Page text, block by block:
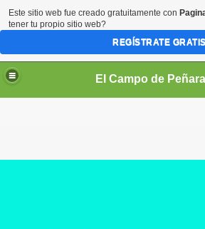
Este sitio web fue creado gratuitamente con
tener tu propio sitio web?
REGÍSTRATE GRATIS